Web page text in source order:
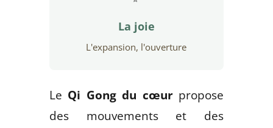
La joie
L'expansion, l'ouverture
Le Qi Gong du cœurpropose
des mouvements et des